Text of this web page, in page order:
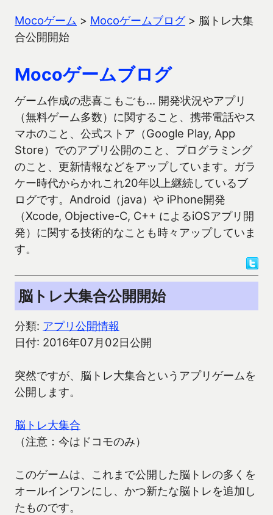
Mocoゲーム > Mocoゲームブログ> 脳トレ大集
合公開開始
Mocoゲームブログ
ゲーム作成の悲喜こもごも… 開発状況やアプリ
（無料ゲーム多数）に関すること、携帯電話やス
マホのこと、公式ストア（Google Play, App
Store）でのアプリ公開のこと、プログラミング
のこと、更新情報などをアップしています。ガラ
ケー時代からかれこれ20年以上継続しているブ
ログです。Android（java）や iPhone開発
（Xcode, Objective-C, C++ によるiOSアプリ開
発）に関する技術的なことも時々アップしていま
す。
脳トレ大集合公開開始
分類: アプリ公開情報
日付: 2016年07月02日公開
突然ですが、脳トレ大集合というアプリゲームを
公開します。
脳トレ大集合
（注意：今はドコモのみ）
このゲームは、これまで公開した脳トレの多くを
オールインワンにし、かつ新たな脳トレを追加し
たものです。